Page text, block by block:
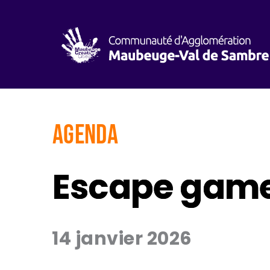
AGENDA
Escape
14 janvier 2026